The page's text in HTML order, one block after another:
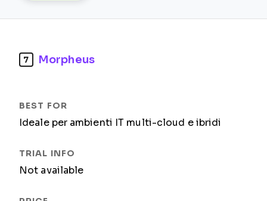
7 Morpheus
Ideale per ambienti IT multi-cloud e ibridi
Not available